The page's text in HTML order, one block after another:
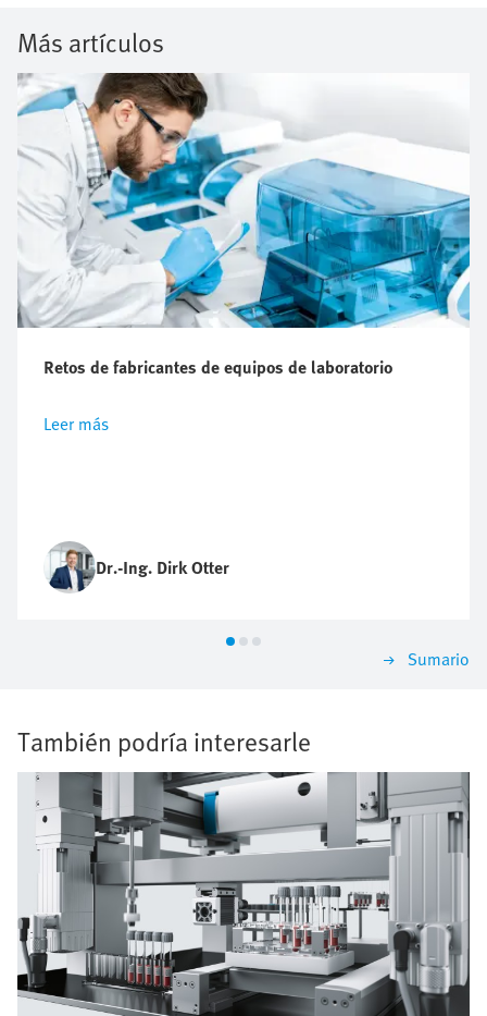
Más artículos
Retos de fabricantes de equipos de laboratorio
Leer más
Dr.-Ing. Dirk Otter
Sumario
También podría interesarle